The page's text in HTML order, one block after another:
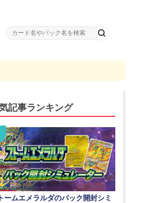
記事ランキング
ームエメラルダのパック開封シミ